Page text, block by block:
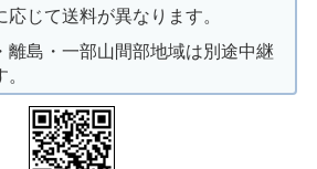
じて送料が異なります。
島・一部山間部地域は別途中継